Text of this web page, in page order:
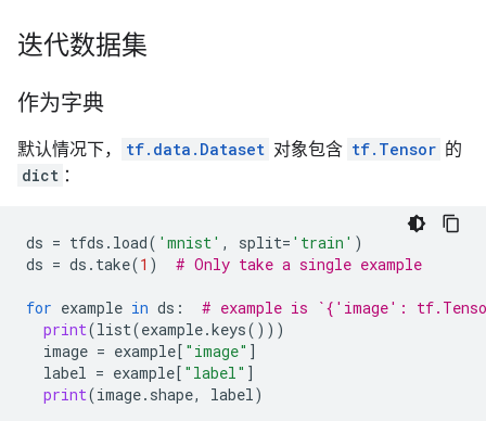
迭代数据集
作为字典
默认情况下， tf.data.Dataset 对象包含 tf.Tensor 的
dict ：
ds = tfds . load( 'mnist' , split= 'train' )
ds = ds . take(1 ) # Only take a single example
for example in ds :
# example is `{'image':
print(list(example.keys()))
image = example[ "image" ]
label = example[ "label" ]
print(image. shape, label)